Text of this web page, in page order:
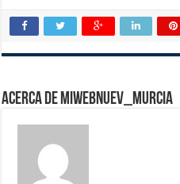
Acerca de miwebnuev_murcia